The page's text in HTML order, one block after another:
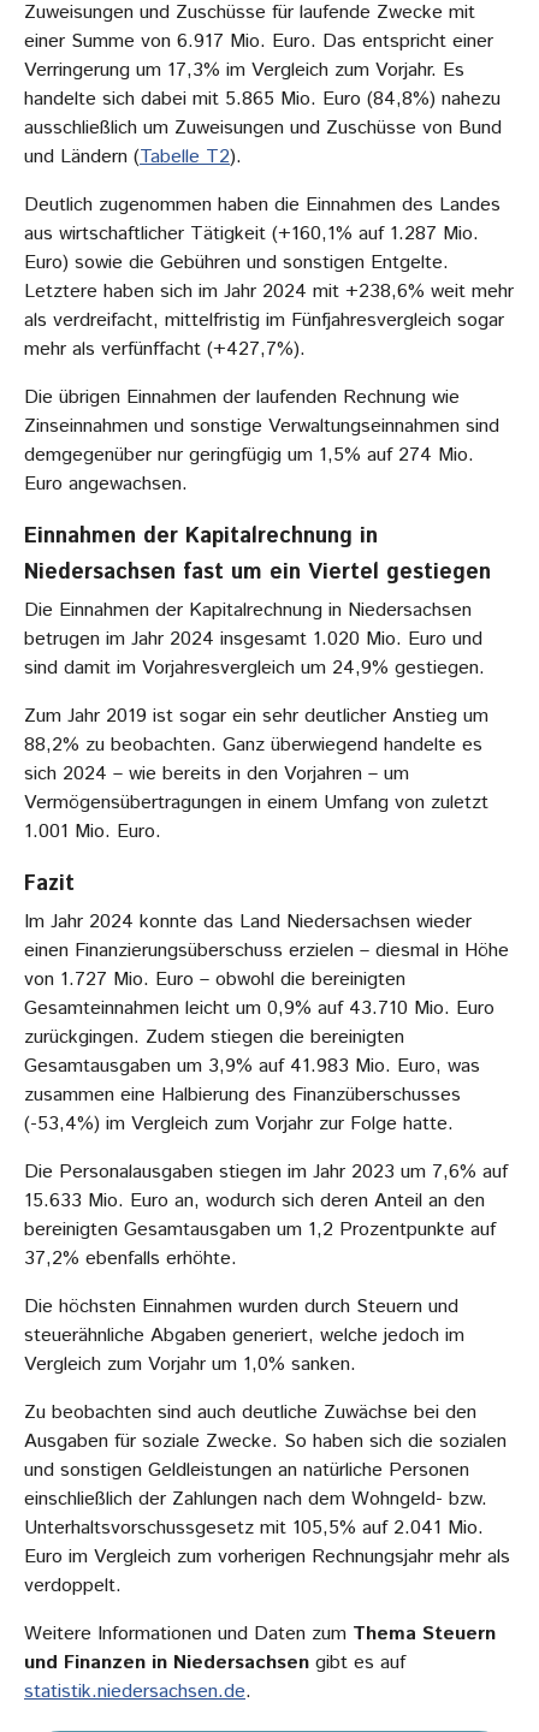
Zuweisungen und Zuschüsse für laufende Zwecke mit
einer Summe von 6.917 Mio. Euro. Das entspricht einer
Verringerung um 17,3% im Vergleich zum Vorjahr. Es
handelte sich dabei mit 5.865 Mio. Euro (84,8%) nahezu
ausschließlich um Zuweisungen und Zuschüsse von Bund
und Ländern (Tabelle T2).
Deutlich zugenommen haben die Einnahmen des Landes
aus wirtschaftlicher Tätigkeit (+160,1% auf 1.287 Mio.
Euro) sowie die Gebühren und sonstigen Entgelte.
Letztere haben sich im Jahr 2024 mit +238,6% weit mehr
als verdreifacht, mittelfristig im Fünfjahresvergleich sogar
mehr als verfünffacht (+427,7%).
Die übrigen Einnahmen der laufenden Rechnung wie
Zinseinnahmen und sonstige Verwaltungseinnahmen sind
demgegenüber nur geringfügig um 1,5% auf 274 Mio.
Euro angewachsen.
Einnahmen der Kapitalrechnung in
Niedersachsen fast um ein Viertel gestiegen
Die Einnahmen der Kapitalrechnung in Niedersachsen
betrugen im Jahr 2024 insgesamt 1.020 Mio. Euro und
sind damit im Vorjahresvergleich um 24,9% gestiegen.
Zum Jahr 2019 ist sogar ein sehr deutlicher Anstieg um
88,2% zu beobachten. Ganz überwiegend handelte es
sich 2024 – wie bereits in den Vorjahren – um
Vermögensübertragungen in einem Umfang von zuletzt
1.001 Mio. Euro.
Fazit
Im Jahr 2024 konnte das Land Niedersachsen wieder
einen Finanzierungsüberschuss erzielen – diesmal in Höhe
von 1.727 Mio. Euro – obwohl die bereinigten
Gesamteinnahmen leicht um 0,9% auf 43.710 Mio. Euro
zurückgingen. Zudem stiegen die bereinigten
Gesamtausgaben um 3,9% auf 41.983 Mio. Euro, was
zusammen eine Halbierung des Finanzüberschusses
(-53,4%) im Vergleich zum Vorjahr zur Folge hatte.
Die Personalausgaben stiegen im Jahr 2023 um 7,6% auf
15.633 Mio. Euro an, wodurch sich deren Anteil an den
bereinigten Gesamtausgaben um 1,2 Prozentpunkte auf
37,2% ebenfalls erhöhte.
Die höchsten Einnahmen wurden durch Steuern und
steuerähnliche Abgaben generiert, welche jedoch im
Vergleich zum Vorjahr um 1,0% sanken.
Zu beobachten sind auch deutliche Zuwächse bei den
Ausgaben für soziale Zwecke. So haben sich die sozialen
und sonstigen Geldleistungen an natürliche Personen
einschließlich der Zahlungen nach dem Wohngeld- bzw.
Unterhaltsvorschussgesetz mit 105,5% auf 2.041 Mio.
Euro im Vergleich zum vorherigen Rechnungsjahr mehr als
verdoppelt.
Weitere Informationen und Daten zum Thema Steuern
und Finanzen in Niedersachsen gibt es auf
statistik.niedersachsen.de.